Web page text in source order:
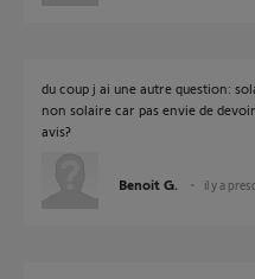
du coup j ai une autre question:
non solaire car pas envie de
avis?
Benoit G. il y a